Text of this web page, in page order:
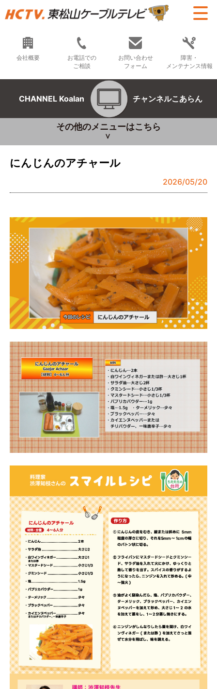
会社概要
お電話での
ご相談
お問い合わせ
フォーム
障害・
メンテナンス情報
CHANNEL Koalan チャンネルこあらん
その他のメニューはこちら
にんじんのアチャール
2026/05/20